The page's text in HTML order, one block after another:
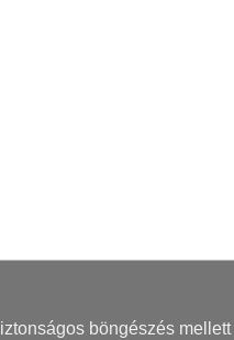
böngészés